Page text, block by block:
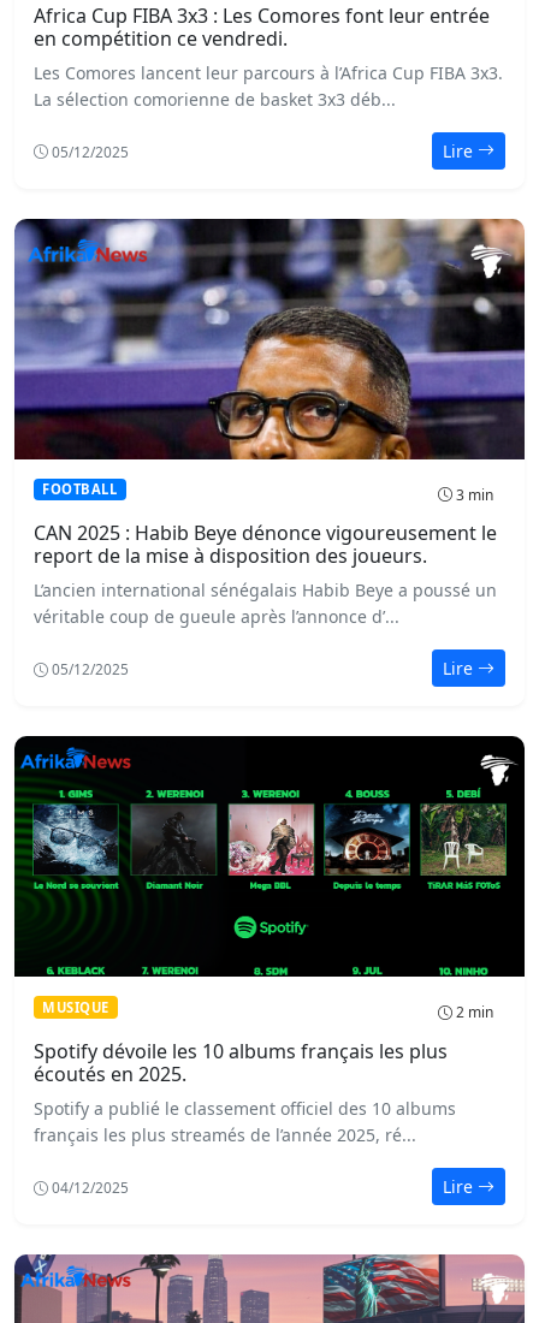
Africa Cup FIBA 3x3 : Les Comores font leur entrée
en compétition ce vendredi.
Les Comores lancent leur parcours à l’Africa Cup FIBA 3x3.
La sélection comorienne de basket 3x3 déb...
05/12/2025 Lire
FOOTBALL 3 min
CAN 2025 : Habib Beye dénonce vigoureusement le
report de la mise à disposition des joueurs.
L’ancien international sénégalais Habib Beye a poussé un
véritable coup de gueule après l’annonce d’...
05/12/2025 Lire
MUSIQUE 2 min
Spotify dévoile les 10 albums français les plus
écoutés en 2025.
Spotify a publié le classement officiel des 10 albums
français les plus streamés de l’année 2025, ré...
04/12/2025 Lire